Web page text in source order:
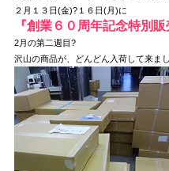
２月１３日(金)?１６日(月)に
『創業６０周年記念特別販
2月の第二週目?
沢山の商品が、どんどん入荷して来ま